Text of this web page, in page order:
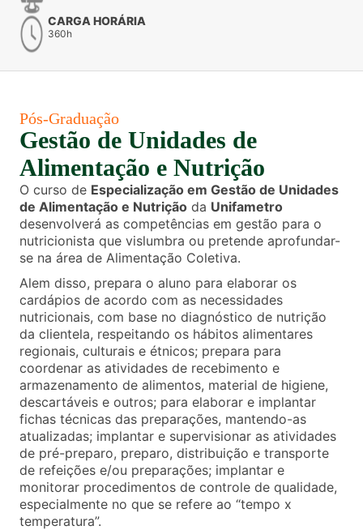
CARGA HORÁRIA
360h
Pós-Graduação
Gestão de Unidades de
Alimentação e Nutrição
O curso de Especialização em Gestão de Unidades
de Alimentação e Nutrição da Unifametro
desenvolverá as competências em gestão para o
nutricionista que vislumbra ou pretende aprofundar-
se na área de Alimentação Coletiva.
Alem disso, prepara o aluno para elaborar os
cardápios de acordo com as necessidades
nutricionais, com base no diagnóstico de nutrição
da clientela, respeitando os hábitos alimentares
regionais, culturais e étnicos; prepara para
coordenar as atividades de recebimento e
armazenamento de alimentos, material de higiene,
descartáveis e outros; para elaborar e implantar
fichas técnicas das preparações, mantendo-as
atualizadas; implantar e supervisionar as atividades
de pré-preparo, preparo, distribuição e transporte
de refeições e/ou preparações; implantar e
monitorar procedimentos de controle de qualidade,
especialmente no que se refere ao “tempo x
temperatura”.